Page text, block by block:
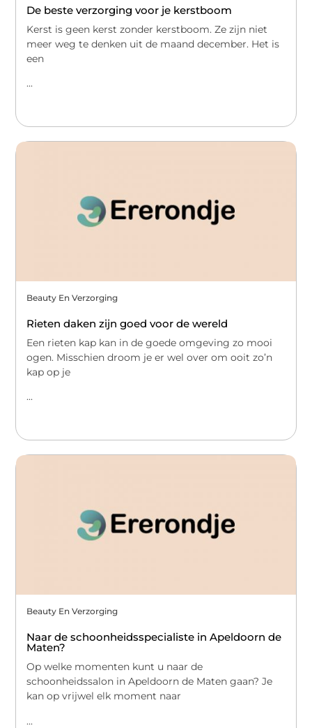
De beste verzorging voor je kerstboom
Kerst is geen kerst zonder kerstboom. Ze zijn niet
meer weg te denken uit de maand december. Het is
een
...
Beauty En Verzorging
Rieten daken zijn goed voor de wereld
Een rieten kap kan in de goede omgeving zo mooi
ogen. Misschien droom je er wel over om ooit zo’n
kap op je
...
Beauty En Verzorging
Naar de schoonheidsspecialiste in Apeldoorn de
Maten?
Op welke momenten kunt u naar de
schoonheidssalon in Apeldoorn de Maten gaan? Je
kan op vrijwel elk moment naar
...